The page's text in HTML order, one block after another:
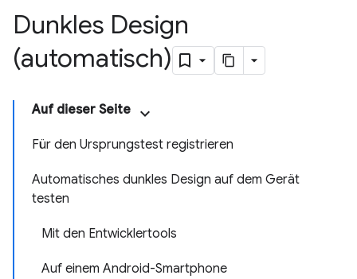
Dunkles Design
(automatisch)
Auf dieser Seite
Für den Ursprungstest registrieren
Automatisches dunkles Design auf dem Gerät
testen
Mit den Entwicklertools
Auf einem Android-Smartphone